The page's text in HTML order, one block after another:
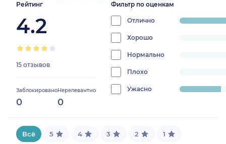
Рейтинг
4.2
15 отзывов
Заблокировано
0
Нерелевантно
0
Фильтр по оценкам
Отлично
progress:
73.33333333333333%
Хорошо
0%
Нормально
0%
Плохо
0%
Ужасно
progress:
Всё 5 4 3 2 1